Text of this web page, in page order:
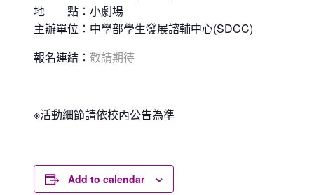
地 點：小劇場
主辦單位：中學部學生發展諮輔中心(SDCC)
報名連結： 敬請期待
※活動細節請依校內公告為準
Add to calendar